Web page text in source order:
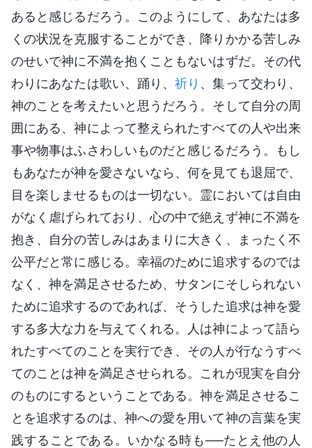
あると感じるだろう。このようにして、あなたは多
くの状況を克服することができ、降りかかる苦しみ
のせいで神に不満を抱くこともないはずだ。その代
わりにあなたは歌い、踊り、祈り 、集って交わり、
神のことを考えたいと思うだろう。そして自分の周
囲にある、神によって整えられたすべての人や出来
事や物事はふさわしいものだと感じるだろう。もし
もあなたが神を愛さないなら、何を見ても退屈で、
目を楽しませるものは一切ない。霊においては自由
がなく虐げられており、心の中で絶えず神に不満を
抱き、自分の苦しみはあまりに大きく、まったく不
公平だと常に感じる。幸福のために追求するのでは
なく、神を満足させるため、サタンにそしられない
ために追求するのであれば、そうした追求は神を愛
する多大な力を与えてくれる。人は神によって語ら
れたすべてのことを実行でき、その人が行なうすべ
てのことは神を満足させられる。これが現実を自分
のものにするということである。神を満足させるこ
とを追求するのは、神への愛を用いて神の言葉を実
践することである。いかなる時も──たとえ他の人